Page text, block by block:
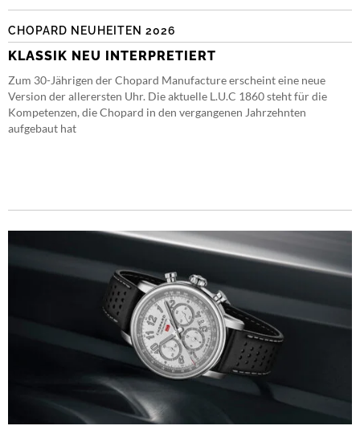
CHOPARD NEUHEITEN 2026
KLASSIK NEU INTERPRETIERT
Zum 30-Jährigen der Chopard Manufacture erscheint eine neue
Version der allerersten Uhr. Die aktuelle L.U.C 1860 steht für die
Kompetenzen, die Chopard in den vergangenen Jahrzehnten
aufgebaut hat